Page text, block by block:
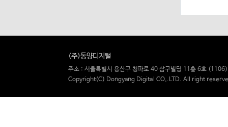
(주)동양디지털
주소 : 서울특별시 용산구 청파로 40 삼구빌딩 11층 6호
Copyright(C) Dongyang Digital CO,.LTD. All right